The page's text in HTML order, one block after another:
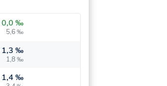
0,0 ‰
5,6 ‰
1,3 ‰
1,8 ‰
1,4 ‰